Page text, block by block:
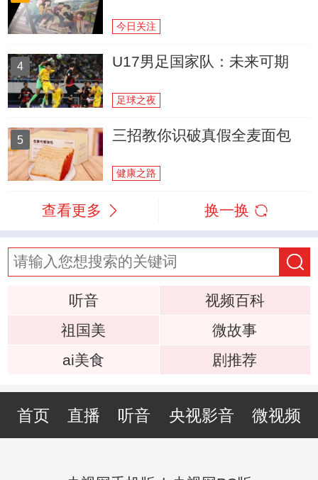
今日关注
4 U17男足国家队：未来可期
足球之夜
5 三招教你识破真假全麦面包
健康之路
查看更多 换一换
听音
视频百科
祖国美
微故事
ai美食
剧推荐
首页 直播 听音 央视影音 微视频